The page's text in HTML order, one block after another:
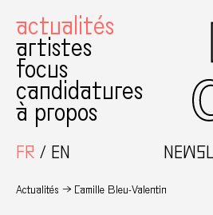
actualités
artistes
focus
candidatures
à propos
FR
EN
Actualités Camille Bleu-Valentin